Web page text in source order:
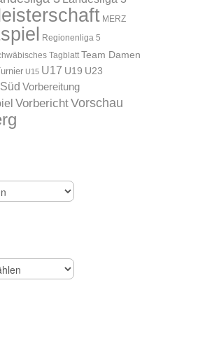
MERZ
Regionenliga 5
Tagblatt Team Damen
U15 U17 U19 U23
Vorbereitung
VorberichtVorschau